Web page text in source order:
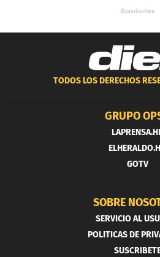
TODOS LOS DERECHOS
GRUPO
GOTV
SOBRE
SERVICIO AL
POLITICAS DE